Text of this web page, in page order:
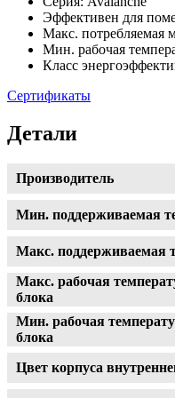
Эффективен для
Макс. потребляемая
Мин. рабочая
Класс
Сертификаты
Детали
Производитель
Мин. поддерживаемая
Макс. поддерживаемая
Макс. рабочая
блока
Мин. рабочая
блока
Цвет корпуса